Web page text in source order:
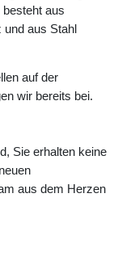
besteht aus
und aus Stahl
auf der
wir bereits bei.
Sie erhalten keine
aus dem Herzen